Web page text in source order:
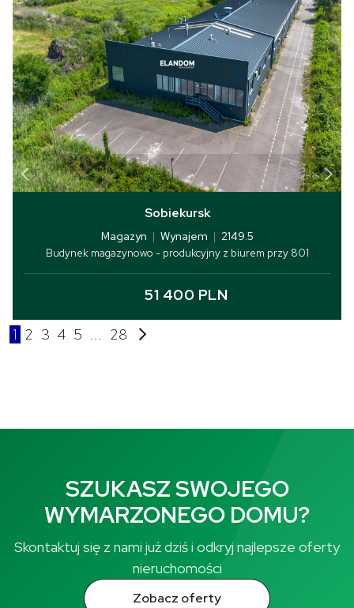
Sobiekursk
Magazyn | Wynajem | 2149.5
Budynek magazynowo - produkcyjny z biurem przy 801
51 400 PLN
1 2 3 4 5 ... 28
SZUKASZ SWOJEGO
WYMARZONEGO DOMU?
Skontaktuj się z nami już dziś i odkryj najlepsze oferty
nieruchomości
Zobacz oferty